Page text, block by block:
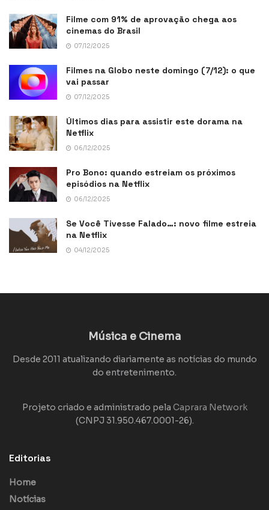
Filme com 91% de aprovação chega aos
cinemas do Brasil
07/12/2025
Filmes na Globo neste domingo (7/12): o que
vai passar
07/12/2025
Últimos dias para assistir este dorama na
Netflix
06/12/2025
Pro Bono: quando estreiam os próximos
episódios na Netflix
06/12/2025
Se Você Tivesse Falado…: novo filme estreia
na Netflix
04/12/2025
Música e Cinema
Desde 2011 atualizando diariamente as notícias do mundo
do entretenimento.
Projeto criado e administrado pela Caprara Network
(CNPJ 31.950.467.0001-26).
Editorias
Home
Notícias